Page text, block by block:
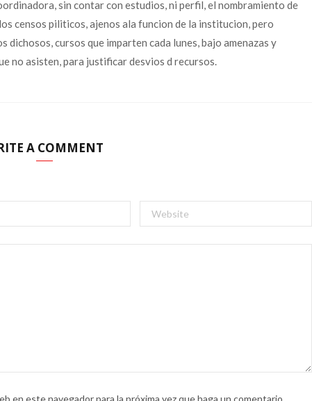
sin contar con estudios, ni perfil, el nombramiento de
censos piliticos, ajenos ala funcion de la institucion, pero
dichosos, cursos que imparten cada lunes, bajo amenazas y
no asisten, para justificar desvios d recursos.
A COMMENT
en este navegador para la próxima vez que haga un comentario.